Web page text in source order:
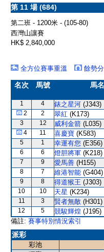
第 11 場 (684)
第二班 - 1200米 - (105-80)
西灣山讓賽
HK$ 2,840,000
全方位賽事重溫
餘勢
名次 馬號 馬名
1 4 錶之星河 (J343)
2 2 翠紅 (K173)
3 12 威利金箭 (L035)
4 11 喜慶寶 (K583)
5 1 幸運有您 (E356)
6 6 燈胆將軍 (K218)
7 9 愛馬善 (H155)
8 7 維港智能 (G404)
9 8 得道猴王 (J303)
10 10 天星 (K234)
11 3 賢者無敵 (H301)
12 5 競駿輝煌 (J195)
備註: 賽事特別情況索引
派彩
彩池